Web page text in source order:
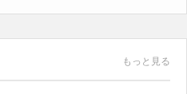
もっと見る